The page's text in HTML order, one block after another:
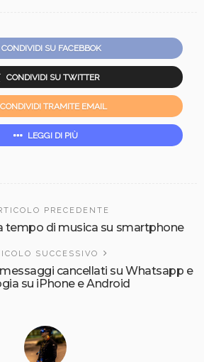
CONDIVIDI SU FACEBBOK
CONDIVIDI SU TWITTER
CONDIVIDI TRAMITE EMAIL
LEGGI DI PIÙ
PRECEDENTE
tempo di musica su smartphone
SUCCESSIVO
cancellati su Whatsapp e
su iPhone e Android